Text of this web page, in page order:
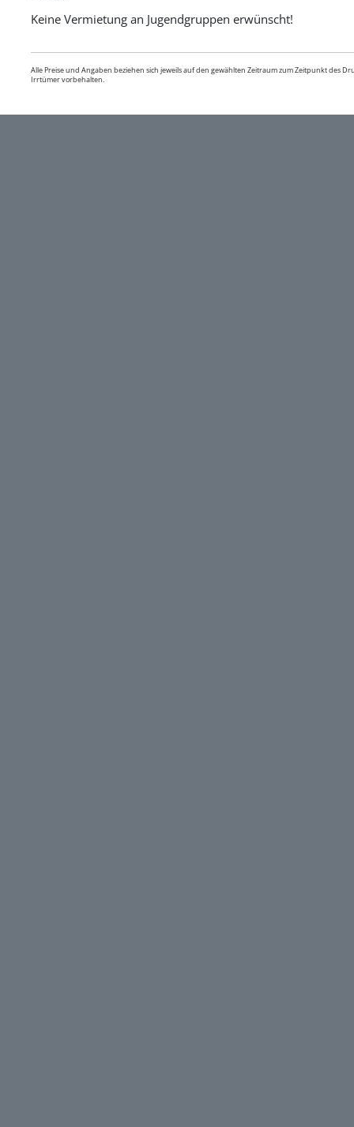
Keine Vermietung an Jugendgruppen erwünscht!
Alle Preise und Angaben beziehen sich jeweils auf den gewählten Zeitraum zum Zeitpunkt des
Irrtümer vorbehalten.